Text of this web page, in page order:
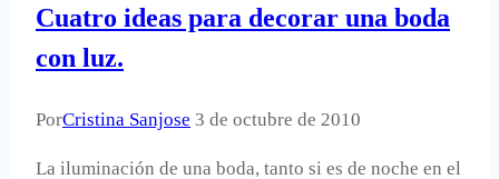
decorar
el
Cuatro ideas para decorar una boda
con luz.
PorCristina Sanjose 3 de octubre de 2010
La iluminación de una boda, tanto si es de noche en el